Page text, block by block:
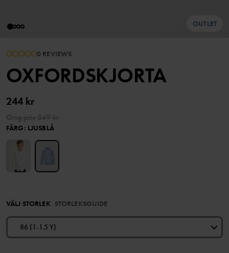
OUTLET
0 REVIEWS
OXFORDSKJORTA
244 kr
FÄRG: LJUSBLÅ
VÄLJ STORLEK STORLEKSGUIDE
86 (1-1.5 Y)